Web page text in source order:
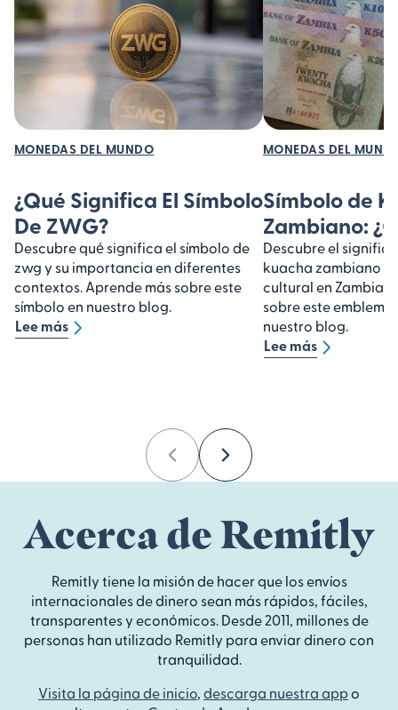
MONEDAS DEL MUNDO
¿Qué Significa El Símbolo
De ZWG?
Descubre qué significa el símbolo de
zwg y su importancia en diferentes
contextos. Aprende más sobre este
símbolo en nuestro blog.
Lee más
MONEDAS DEL
Símbolo de
Zambiano:
Descubre el
kuacha zambiano y
cultural en Zambia.
sobre este
nuestro blog.
Lee más
PreviousNext
Acerca de Remitly
Remitly tiene la misión de hacer que los envíos
internacionales de dinero sean más rápidos, fáciles,
transparentes y económicos. Desde 2011, millones de
personas han utilizado Remitly para enviar dinero con
tranquilidad.
Visita la página de inicio descarga nuestra appo